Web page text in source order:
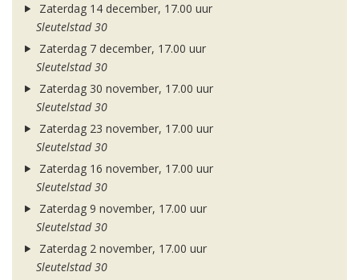
Zaterdag 14 december, 17.00 uur
Sleutelstad 30
Zaterdag 7 december, 17.00 uur
Sleutelstad 30
Zaterdag 30 november, 17.00 uur
Sleutelstad 30
Zaterdag 23 november, 17.00 uur
Sleutelstad 30
Zaterdag 16 november, 17.00 uur
Sleutelstad 30
Zaterdag 9 november, 17.00 uur
Sleutelstad 30
Zaterdag 2 november, 17.00 uur
Sleutelstad 30